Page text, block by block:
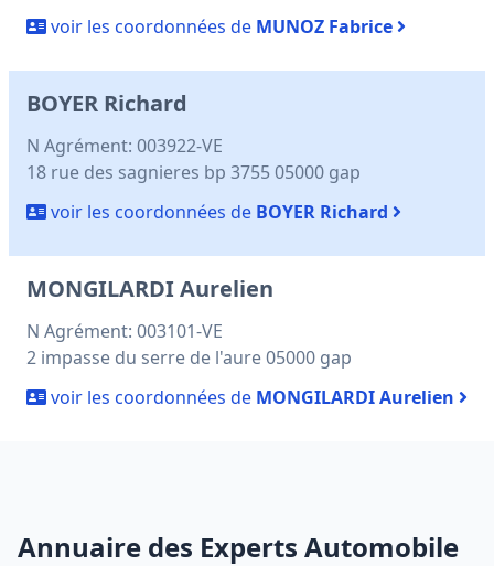
voir les coordonnées de MUNOZ Fabrice
BOYER Richard
N Agrément: 003922-VE
18 rue des sagnieres bp 3755 05000 gap
voir les coordonnées de BOYER Richard
MONGILARDI Aurelien
N Agrément: 003101-VE
2 impasse du serre de l'aure 05000 gap
voir les coordonnées de MONGILARDI Aurelien
Annuaire des Experts Automobile